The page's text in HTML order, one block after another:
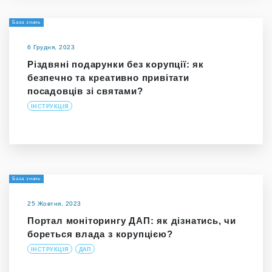
База знань
6 Грудня, 2023
Різдвяні подарунки без корупції: як
безпечно та креативно привітати
посадовців зі святами?
ІНСТРУКЦІЯ
База знань
25 Жовтня, 2023
Портал моніторингу ДАП: як дізнатись, чи
бореться влада з корупцією?
ІНСТРУКЦІЯ ДАП